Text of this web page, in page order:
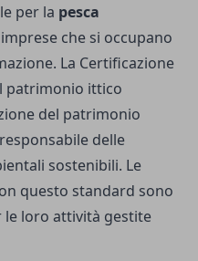
per la pesca
che si occupano
La Certificazione
patrimonio ittico
del patrimonio
delle
sostenibili. Le
questo standard sono
le loro attività gestite